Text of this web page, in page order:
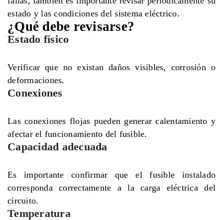
estado y las condiciones del sistema eléctrico.
¿Qué debe revisarse?
Estado físico
Verificar que no existan daños visibles, corrosión o
deformaciones.
Conexiones
Las conexiones flojas pueden generar calentamiento y
afectar el funcionamiento del fusible.
Capacidad adecuada
Es importante confirmar que el fusible instalado
corresponda correctamente a la carga eléctrica del
circuito.
Temperatura